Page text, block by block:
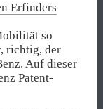
Erfinders
so
richtig, der
Auf dieser
Patent-